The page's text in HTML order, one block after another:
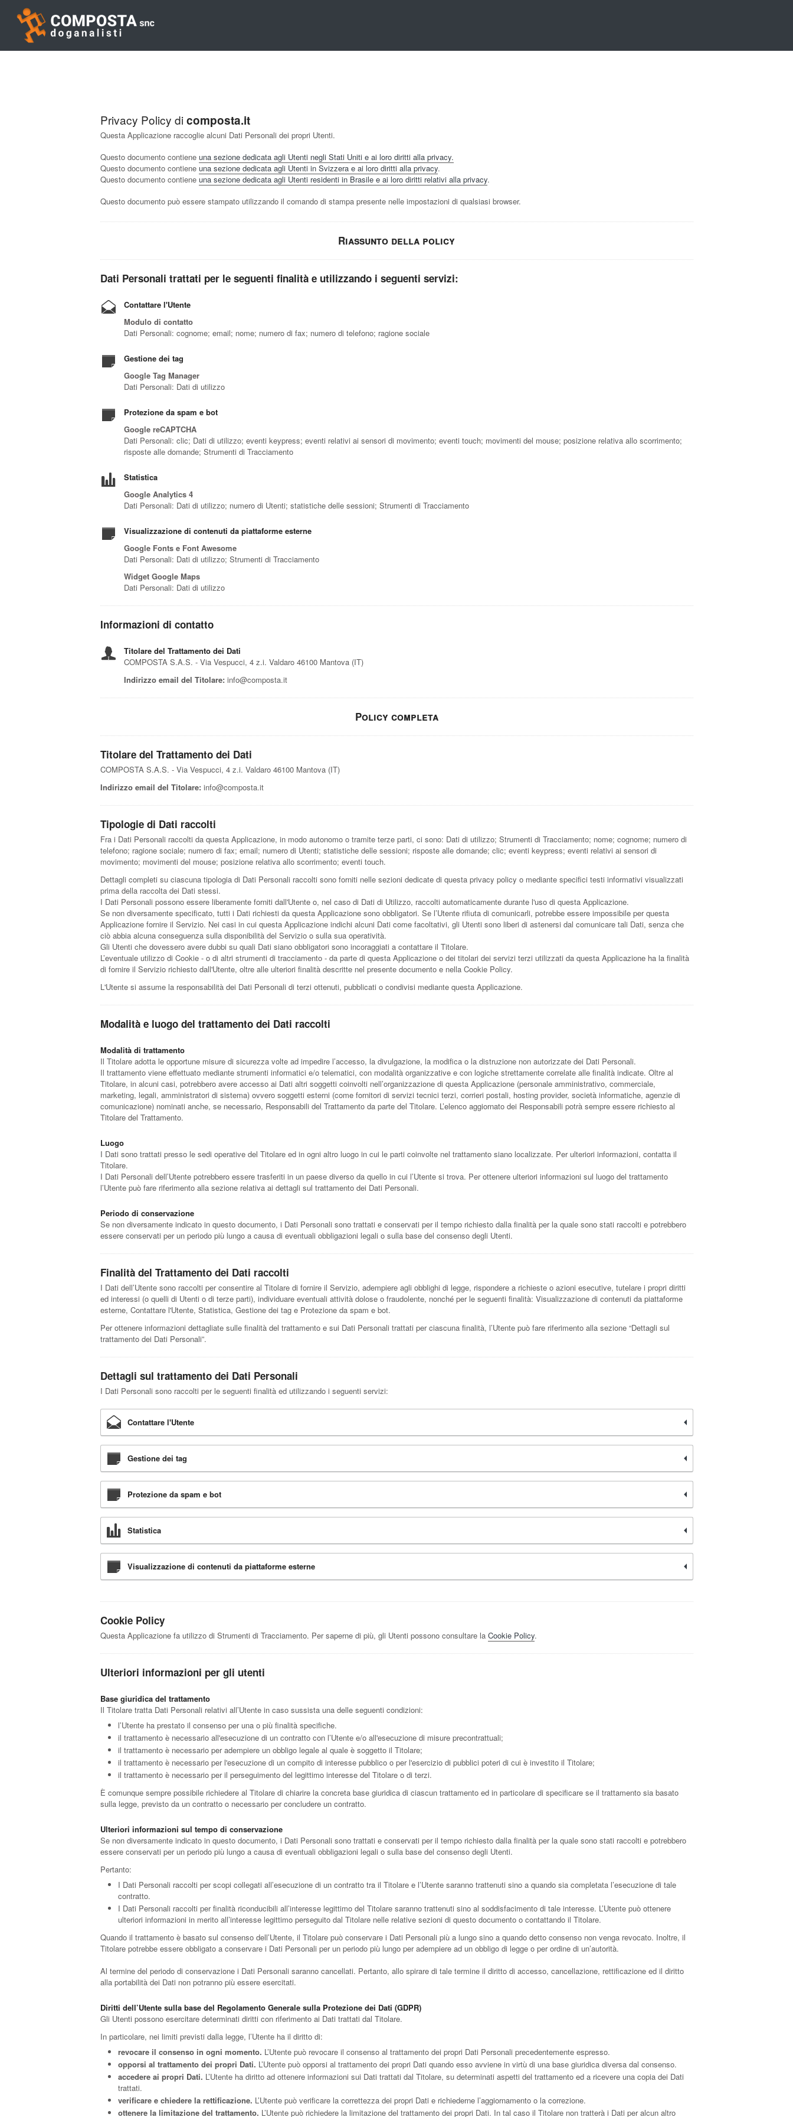
Privacy Policy di composta.it
Questa Applicazione raccoglie alcuni Dati Personali dei propri Utenti.
Questo documento contiene una sezione dedicata agli Utenti negli Stati Uniti e ai loro diritti alla privacy.
Questo documento contiene una sezione dedicata agli Utenti in Svizzera e ai loro diritti alla privacy.
Questo documento contiene una sezione dedicata agli Utenti residenti in Brasile e ai loro diritti relativi alla privacy.
Questo documento può essere stampato utilizzando il comando di stampa presente nelle impostazioni di qualsiasi browser.
Riassunto della policy
Dati Personali trattati per le seguenti finalità e utilizzando i seguenti servizi:
Contattare l'Utente
Modulo di contatto
Dati Personali: cognome; email; nome; numero di fax; numero di telefono; ragione sociale
Gestione dei tag
Google Tag Manager
Dati Personali: Dati di utilizzo
Protezione da spam e bot
Google reCAPTCHA
Dati Personali: clic; Dati di utilizzo; eventi keypress; eventi relativi ai sensori di movimento; eventi touch; movimenti del mouse; posizione relativa allo scorrimento;
risposte alle domande; Strumenti di Tracciamento
Statistica
Google Analytics 4
Dati Personali: Dati di utilizzo; numero di Utenti; statistiche delle sessioni; Strumenti di Tracciamento
Visualizzazione di contenuti da piattaforme esterne
Google Fonts e Font Awesome
Dati Personali: Dati di utilizzo; Strumenti di Tracciamento
Widget Google Maps
Dati Personali: Dati di utilizzo
Informazioni di contatto
Titolare del Trattamento dei Dati
COMPOSTA S.A.S. - Via Vespucci, 4 z.i. Valdaro 46100 Mantova (IT)
Indirizzo email del Titolare: info@composta.it
Policy completa
Titolare del Trattamento dei Dati
COMPOSTA S.A.S. - Via Vespucci, 4 z.i. Valdaro 46100 Mantova (IT)
Indirizzo email del Titolare: info@composta.it
Tipologie di Dati raccolti
Fra i Dati Personali raccolti da questa Applicazione, in modo autonomo o tramite terze parti, ci sono: Dati di utilizzo; Strumenti di Tracciamento; nome; cognome; numero di
telefono; ragione sociale; numero di fax; email; numero di Utenti; statistiche delle sessioni; risposte alle domande; clic; eventi keypress; eventi relativi ai sensori di
movimento; movimenti del mouse; posizione relativa allo scorrimento; eventi touch.
Dettagli completi su ciascuna tipologia di Dati Personali raccolti sono forniti nelle sezioni dedicate di questa privacy policy o mediante specifici testi informativi visualizzati
prima della raccolta dei Dati stessi.
I Dati Personali possono essere liberamente forniti dall'Utente o, nel caso di Dati di Utilizzo, raccolti automaticamente durante l'uso di questa Applicazione.
Se non diversamente specificato, tutti i Dati richiesti da questa Applicazione sono obbligatori. Se l’Utente rifiuta di comunicarli, potrebbe essere impossibile per questa
Applicazione fornire il Servizio. Nei casi in cui questa Applicazione indichi alcuni Dati come facoltativi, gli Utenti sono liberi di astenersi dal comunicare tali Dati, senza che
ciò abbia alcuna conseguenza sulla disponibilità del Servizio o sulla sua operatività.
Gli Utenti che dovessero avere dubbi su quali Dati siano obbligatori sono incoraggiati a contattare il Titolare.
L’eventuale utilizzo di Cookie - o di altri strumenti di tracciamento - da parte di questa Applicazione o dei titolari dei servizi terzi utilizzati da questa Applicazione ha la finalità
di fornire il Servizio richiesto dall'Utente, oltre alle ulteriori finalità descritte nel presente documento e nella Cookie Policy.
L'Utente si assume la responsabilità dei Dati Personali di terzi ottenuti, pubblicati o condivisi mediante questa Applicazione.
Modalità e luogo del trattamento dei Dati raccolti
Modalità di trattamento
Il Titolare adotta le opportune misure di sicurezza volte ad impedire l’accesso, la divulgazione, la modifica o la distruzione non autorizzate dei Dati Personali.
Il trattamento viene effettuato mediante strumenti informatici e/o telematici, con modalità organizzative e con logiche strettamente correlate alle finalità indicate. Oltre al
Titolare, in alcuni casi, potrebbero avere accesso ai Dati altri soggetti coinvolti nell’organizzazione di questa Applicazione (personale amministrativo, commerciale,
marketing, legali, amministratori di sistema) ovvero soggetti esterni (come fornitori di servizi tecnici terzi, corrieri postali, hosting provider, società informatiche, agenzie di
comunicazione) nominati anche, se necessario, Responsabili del Trattamento da parte del Titolare. L’elenco aggiornato dei Responsabili potrà sempre essere richiesto al
Titolare del Trattamento.
Luogo
I Dati sono trattati presso le sedi operative del Titolare ed in ogni altro luogo in cui le parti coinvolte nel trattamento siano localizzate. Per ulteriori informazioni, contatta il
Titolare.
I Dati Personali dell’Utente potrebbero essere trasferiti in un paese diverso da quello in cui l’Utente si trova. Per ottenere ulteriori informazioni sul luogo del trattamento
l’Utente può fare riferimento alla sezione relativa ai dettagli sul trattamento dei Dati Personali.
Periodo di conservazione
Se non diversamente indicato in questo documento, i Dati Personali sono trattati e conservati per il tempo richiesto dalla finalità per la quale sono stati raccolti e potrebbero
essere conservati per un periodo più lungo a causa di eventuali obbligazioni legali o sulla base del consenso degli Utenti.
Finalità del Trattamento dei Dati raccolti
I Dati dell’Utente sono raccolti per consentire al Titolare di fornire il Servizio, adempiere agli obblighi di legge, rispondere a richieste o azioni esecutive, tutelare i propri diritti
ed interessi (o quelli di Utenti o di terze parti), individuare eventuali attività dolose o fraudolente, nonché per le seguenti finalità: Visualizzazione di contenuti da piattaforme
esterne, Contattare l'Utente, Statistica, Gestione dei tag e Protezione da spam e bot.
Per ottenere informazioni dettagliate sulle finalità del trattamento e sui Dati Personali trattati per ciascuna finalità, l’Utente può fare riferimento alla sezione “Dettagli sul
trattamento dei Dati Personali”.
Dettagli sul trattamento dei Dati Personali
I Dati Personali sono raccolti per le seguenti finalità ed utilizzando i seguenti servizi:
Contattare l'Utente
Gestione dei tag
Protezione da spam e bot
Statistica
Visualizzazione di contenuti da piattaforme esterne
Cookie Policy
Questa Applicazione fa utilizzo di Strumenti di Tracciamento. Per saperne di più, gli Utenti possono consultare la Cookie Policy.
Ulteriori informazioni per gli utenti
Base giuridica del trattamento
Il Titolare tratta Dati Personali relativi all’Utente in caso sussista una delle seguenti condizioni:
l’Utente ha prestato il consenso per una o più finalità specifiche.
il trattamento è necessario all'esecuzione di un contratto con l’Utente e/o all'esecuzione di misure precontrattuali;
il trattamento è necessario per adempiere un obbligo legale al quale è soggetto il Titolare;
il trattamento è necessario per l'esecuzione di un compito di interesse pubblico o per l'esercizio di pubblici poteri di cui è investito il Titolare;
il trattamento è necessario per il perseguimento del legittimo interesse del Titolare o di terzi.
È comunque sempre possibile richiedere al Titolare di chiarire la concreta base giuridica di ciascun trattamento ed in particolare di specificare se il trattamento sia basato
sulla legge, previsto da un contratto o necessario per concludere un contratto.
Ulteriori informazioni sul tempo di conservazione
Se non diversamente indicato in questo documento, i Dati Personali sono trattati e conservati per il tempo richiesto dalla finalità per la quale sono stati raccolti e potrebbero
essere conservati per un periodo più lungo a causa di eventuali obbligazioni legali o sulla base del consenso degli Utenti.
Pertanto:
I Dati Personali raccolti per scopi collegati all’esecuzione di un contratto tra il Titolare e l’Utente saranno trattenuti sino a quando sia completata l’esecuzione di tale
contratto.
I Dati Personali raccolti per finalità riconducibili all’interesse legittimo del Titolare saranno trattenuti sino al soddisfacimento di tale interesse. L’Utente può ottenere
ulteriori informazioni in merito all’interesse legittimo perseguito dal Titolare nelle relative sezioni di questo documento o contattando il Titolare.
Quando il trattamento è basato sul consenso dell’Utente, il Titolare può conservare i Dati Personali più a lungo sino a quando detto consenso non venga revocato. Inoltre, il
Titolare potrebbe essere obbligato a conservare i Dati Personali per un periodo più lungo per adempiere ad un obbligo di legge o per ordine di un’autorità.
Al termine del periodo di conservazione i Dati Personali saranno cancellati. Pertanto, allo spirare di tale termine il diritto di accesso, cancellazione, rettificazione ed il diritto
alla portabilità dei Dati non potranno più essere esercitati.
Diritti dell’Utente sulla base del Regolamento Generale sulla Protezione dei Dati (GDPR)
Gli Utenti possono esercitare determinati diritti con riferimento ai Dati trattati dal Titolare.
In particolare, nei limiti previsti dalla legge, l’Utente ha il diritto di:
revocare il consenso in ogni momento. L’Utente può revocare il consenso al trattamento dei propri Dati Personali precedentemente espresso.
opporsi al trattamento dei propri Dati. L’Utente può opporsi al trattamento dei propri Dati quando esso avviene in virtù di una base giuridica diversa dal consenso.
accedere ai propri Dati. L’Utente ha diritto ad ottenere informazioni sui Dati trattati dal Titolare, su determinati aspetti del trattamento ed a ricevere una copia dei Dati
trattati.
verificare e chiedere la rettificazione. L’Utente può verificare la correttezza dei propri Dati e richiederne l’aggiornamento o la correzione.
ottenere la limitazione del trattamento. L’Utente può richiedere la limitazione del trattamento dei propri Dati. In tal caso il Titolare non tratterà i Dati per alcun altro